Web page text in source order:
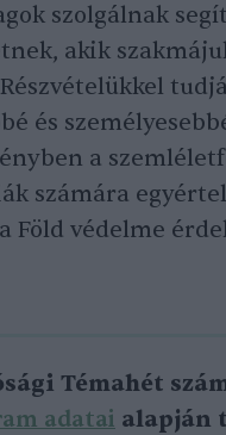
szolgálnak
akik
és
a
számára
a Föld védelme
Témahét
adatai alapján